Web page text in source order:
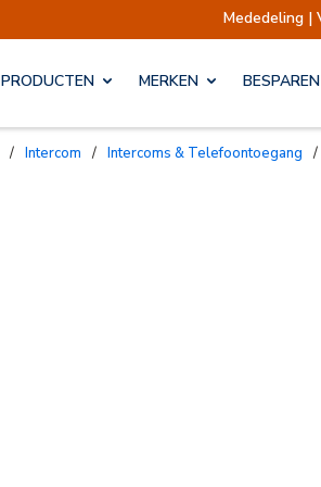
Mededeling | Verzendingen opgeschort
PRODUCTEN MERKEN BESPAREN
/ Intercom / Intercoms & Telefoontoegang /